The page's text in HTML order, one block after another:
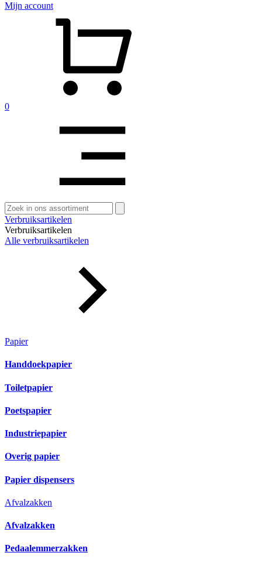
Mijn account
0
Zoeken
naar:
Verbruiksartikelen
Verbruiksartikelen
Alle verbruiksartikelen
Papier
Handdoekpapier
Toiletpapier
Poetspapier
Industriepapier
Overig papier
Papier dispensers
Afvalzakken
Afvalzakken
Pedaalemmerzakken